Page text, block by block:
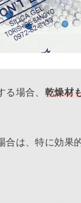
る場合、 乾燥材
合は、特に効果